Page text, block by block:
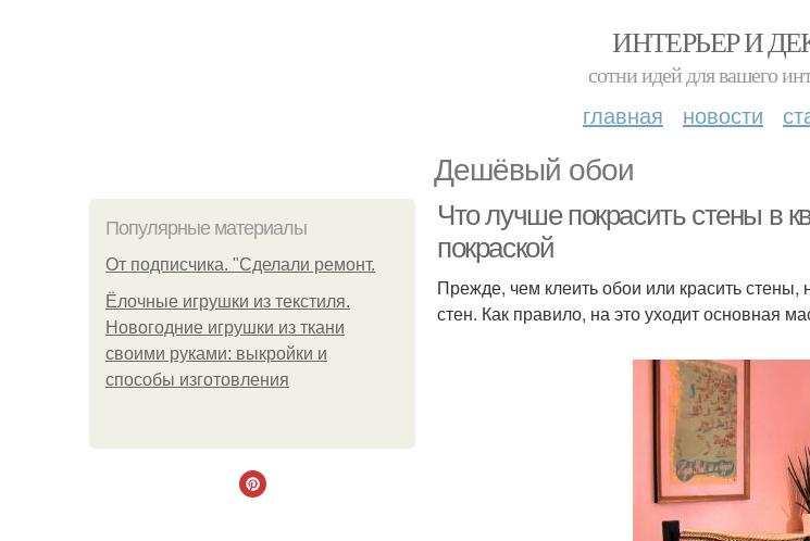
ИНТЕРЬЕР И
сотни идей для вашего
главная новости
Дешёвый обои
Популярные материалы
От подписчика. "Сделали ремонт.
Ёлочные игрушки из текстиля.
Новогодние игрушки из ткани
своими руками: выкройки и
способы изготовления
Что лучше покрасить стены в
покраской
Прежде, чем клеить обои или красить стены,
стен. Как правило, на это уходит основная